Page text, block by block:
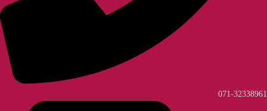
071-32338961